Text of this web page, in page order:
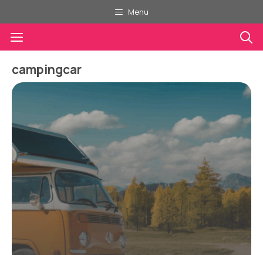
au
contenu
Menu
Menu
campingcar